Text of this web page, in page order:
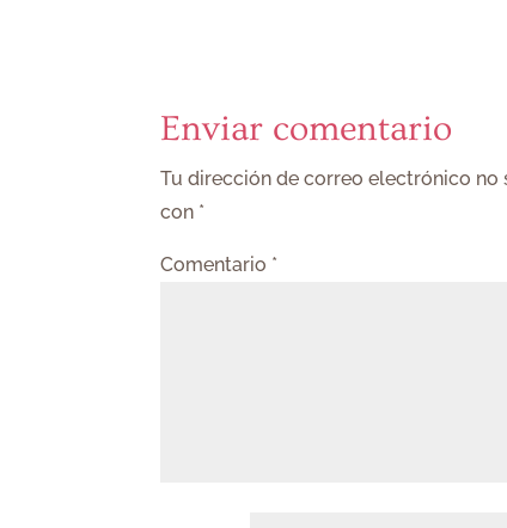
Enviar comentario
Tu dirección de correo electrónico no
con *
Comentario *